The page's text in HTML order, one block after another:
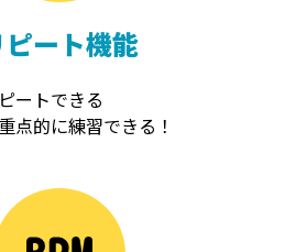
ピート機能
ートできる
点的に練習できる！